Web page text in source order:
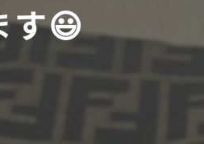
す😃